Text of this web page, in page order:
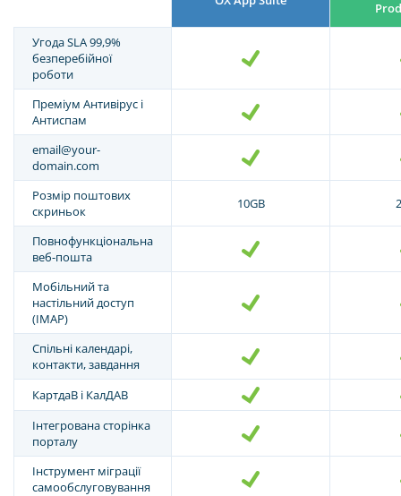
Угода SLA 99,9%
безперебійної
роботи
Преміум Антивірус і
Антиспам
email@your-
domain.com
Розмір поштових
скриньок
10GB
Повнофункціональна
веб-пошта
Мобільний та
настільний доступ
(IMAP)
Спільні календарі,
контакти, завдання
КартдаВ і КалДАВ
Інтегрована сторінка
порталу
Інструмент міграції
самообслуговування